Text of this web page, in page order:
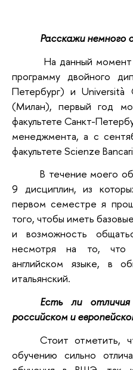
Расскажи немного
На данный момент
программу двойного
Петербург) и
(Милан), первый год
факультете Санкт-
менеджмента, а с
факультете Scienze
В течение моего
9 дисциплин, из
первом семестре я
того, чтобы иметь
и возможность
несмотря на то, что
английском языке, в
итальянский.
Есть ли
российском и
Стоит отметить,
обучению сильно